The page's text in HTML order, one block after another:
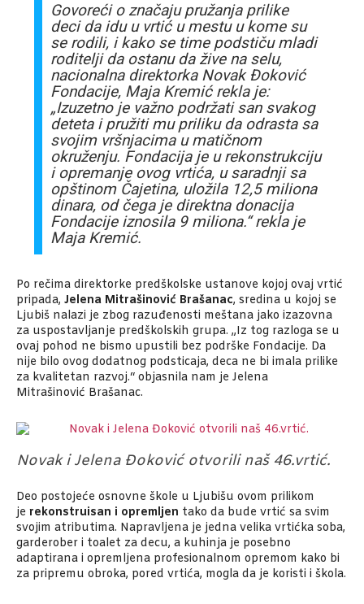
Govoreći o značaju pružanja prilike
deci da idu u vrtić u mestu u kome su
se rodili, i kako se time podstiču mladi
roditelji da ostanu da žive na selu,
nacionalna direktorka Novak Đoković
Fondacije, Maja Kremić rekla je:
„Izuzetno je važno podržati san svakog
deteta i pružiti mu priliku da odrasta sa
svojim vršnjacima u matičnom
okruženju. Fondacija je u rekonstrukciju
i opremanje ovog vrtića, u saradnji sa
opštinom Čajetina, uložila 12,5 miliona
dinara, od čega je direktna donacija
Fondacije iznosila 9 miliona.“ rekla je
Maja Kremić.
Po rečima direktorke predškolske ustanove kojoj ovaj vrtić
pripada, Jelena Mitrašinović Brašanac, sredina u kojoj se
Ljubiš nalazi je zbog razuđenosti meštana jako izazovna
za uspostavljanje predškolskih grupa. „Iz tog razloga se u
ovaj pohod ne bismo upustili bez podrške Fondacije. Da
nije bilo ovog dodatnog podsticaja, deca ne bi imala prilike
za kvalitetan razvoj.“ objasnila nam je Jelena
Mitrašinović Brašanac.
Novak i Jelena Đoković otvorili naš 46.vrtić.
Deo postojeće osnovne škole u Ljubišu ovom prilikom
je rekonstruisan i opremljen tako da bude vrtić sa svim
svojim atributima. Napravljena je jedna velika vrtićka soba,
garderober i toalet za decu, a kuhinja je posebno
adaptirana i opremljena profesionalnom opremom kako bi
za pripremu obroka, pored vrtića, mogla da je koristi i škola.